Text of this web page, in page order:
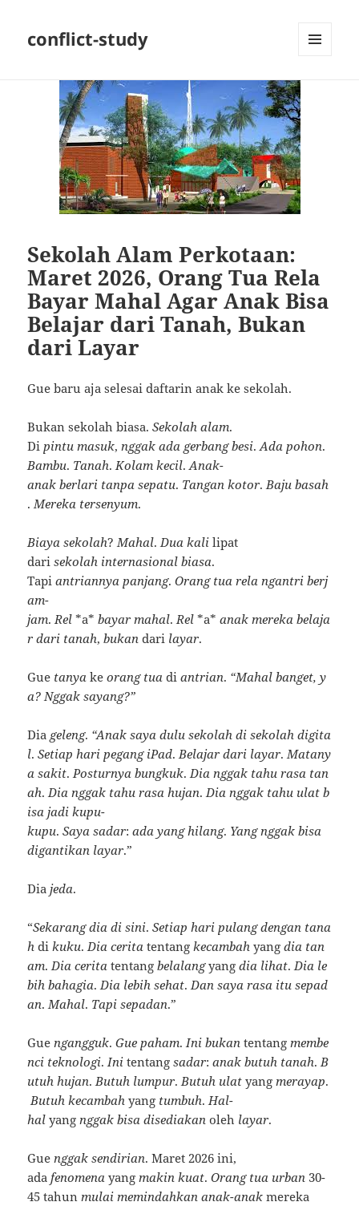
conflict-study
WIDGET
Sekolah Alam Perkotaan:
Maret 2026, Orang Tua Rela
Bayar Mahal Agar Anak Bisa
Belajar dari Tanah, Bukan
dari Layar
Gue baru aja selesai daftarin anak ke sekolah.
Bukan sekolah biasa.Sekolah alam.
Di pintu masuk, nggak ada gerbang besi.Ada pohon.
Bambu. Tanah. Kolam kecil.Anak-
anak berlari tanpa sepatu. Tangan kotor. Baju basah
. Mereka tersenyum.
Biaya sekolah? Mahal. Dua kali lipat
darisekolah internasional biasa.
Tapiantriannya panjang.Orang tua rela ngantri berj
am-
jam. Rel *a*bayar mahal. Rel *a*anak mereka belaja
r dari tanah,bukan dari layar.
Gue tanya keorang tua diantrian. “Mahal banget, y
a? Nggak sayang?”
Dia geleng. “Anak saya dulu sekolah di sekolah digita
l.Setiap hari pegang iPad. Belajar dari layar. Matany
a sakit. Posturnya bungkuk. Dia nggak tahu rasa tan
ah. Dia nggak tahu rasa hujan. Dia nggak tahu ulat b
isa jadi kupu-
kupu.Saya sadar:ada yang hilang. Yang nggak bisa
digantikan layar.”
Dia jeda.
“Sekarang dia di sini.Setiap hari pulang dengan tana
h di kuku. Dia cerita tentang kecambah yangdia tan
am. Dia cerita tentangbelalangyangdia lihat. Dia le
bih bahagia. Dia lebih sehat. Dan saya rasa itu sepad
an. Mahal. Tapi sepadan.”
Gue ngangguk.Gue paham. Ini bukan tentang membe
nci teknologi. Ini tentangsadar:anak butuh tanah. B
utuh hujan. Butuh lumpur. Butuh ulat yang merayap.
Butuh kecambah yang tumbuh. Hal-
hal yang nggak bisa disediakan oleh layar.
Gue nggak sendirian. Maret 2026 ini,
ada fenomena yang makin kuat.Orang tua urban 30-
45 tahun mulai memindahkan anak-anak mereka